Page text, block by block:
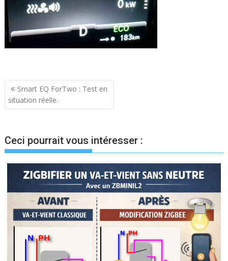
Navigation
de
Smart EQ ForTwo : Test en
situation réelle.
Ceci pourrait vous intéresser :